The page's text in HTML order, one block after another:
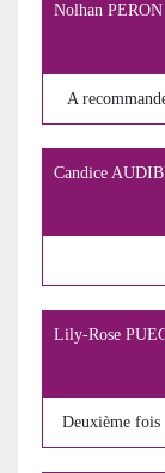
Nolhan PERON
A
Candice
Lily-Rose
Deuxième fois